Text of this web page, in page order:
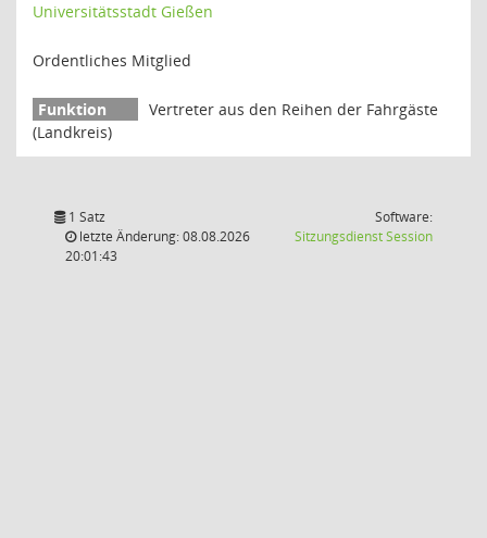
Universitätsstadt Gießen
Ordentliches Mitglied
Vertreter aus den Reihen der Fahrgäste
(Landkreis)
1 Satz
letzte Änderung: 08.08.2026
20:01:43
Software:
SitzungsdienstSession(Wird in